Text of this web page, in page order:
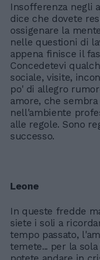
Insofferenza negli
dice che dovete
ossigenare la
nelle questioni di
appena finisce il
Concedetevi
sociale, visite,
po' di allegro
amore, che
nell'ambiente
alle regole. Sono
successo.
Leone
In queste fredde
siete i soli a
tempo passato,
temete... per la